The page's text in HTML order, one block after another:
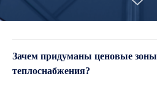
Зачем придуманы ценовые зоны
теплоснабжения?